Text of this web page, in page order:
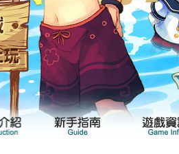
新聞專區 遊戲介紹
遊
社